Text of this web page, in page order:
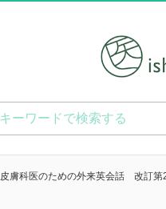
皮膚科医のための外来英会話 改訂第